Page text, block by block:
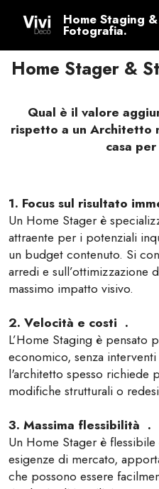
Home Staging
Fotografia.
Home Stager &
Qual è il valore
rispetto a un Architetto
casa
1. Focus sul risultato
Un Home Stager è
attraente per i potenziali
un budget contenuto. Si
arredi e sull’ottimizzazione
massimo impatto visivo.
2. Velocità e costi .
L’Home Staging è pensato
economico, senza
l'architetto spesso richiede
modifiche strutturali o
3. Massima flessibilità .
Un Home Stager è
esigenze di mercato,
che possono essere